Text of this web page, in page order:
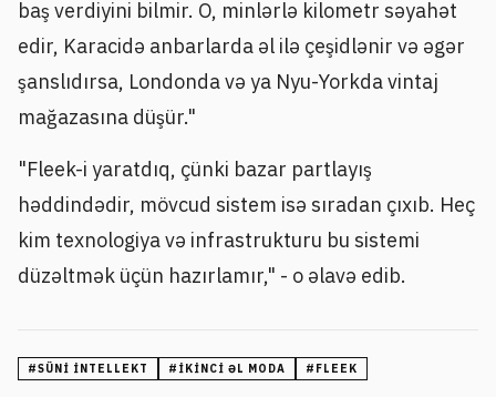
baş verdiyini bilmir. O, minlərlə kilometr səyahət
edir, Karacidə anbarlarda əl ilə çeşidlənir və əgər
şanslıdırsa, Londonda və ya Nyu-Yorkda vintaj
mağazasına düşür."
"Fleek-i yaratdıq, çünki bazar partlayış
həddindədir, mövcud sistem isə sıradan çıxıb. Heç
kim texnologiya və infrastrukturu bu sistemi
düzəltmək üçün hazırlamır," - o əlavə edib.
#SÜNI INTELLEKT # IKINCI ƏL MODA # FLEEK